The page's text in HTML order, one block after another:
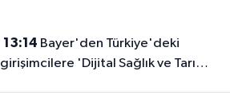
13:14
girişimcilere 'Dijital Sağlık ve Tarım